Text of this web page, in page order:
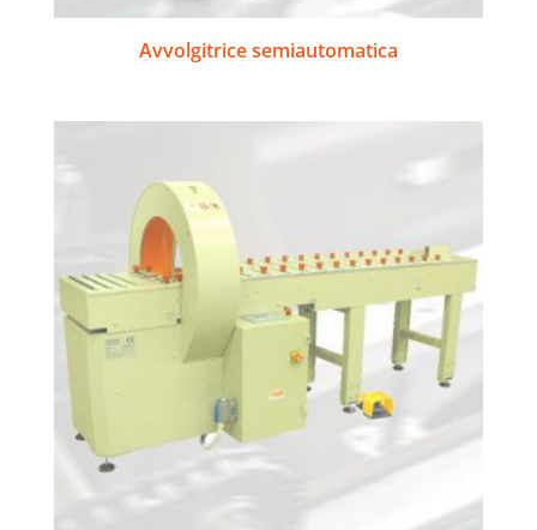
Avvolgitrice semiautomatica